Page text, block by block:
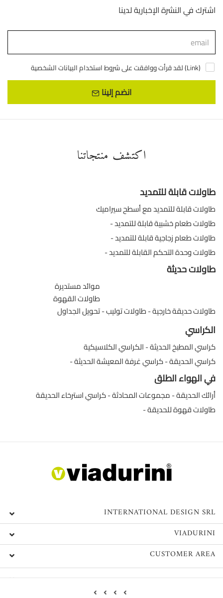
اشترك في النشرة الإخبارية لدينا
لقد قرأت ووافقت على شروط استخدام البيانات الشخصية (Link)
انضم إلينا
اكتشف منتجاتنا
طاولات قابلة للتمديد
طاولات قابلة للتمديد مع أسطح سيراميك
طاولات طعام خشبية قابلة للتمديد
طاولات طعام زجاجية قابلة للتمديد
طاولات وحدة التحكم القابلة للتمديد
طاولات حديثة
موائد مستديرة
طاولات القهوة
تحويل الجداول طاولات توليب طاولات حديقة خارجية
الكراسي
الكراسي الكلاسيكية كراسي المطبخ الحديثة
كراسي غرفة المعيشة الحديثة كراسي الحديقة
في الهواء الطلق
كراسي استرخاء الحديقة مجموعات المحادثة أرائك الحديقة
طاولات قهوة للحديقة
INTERNATIONAL DESIGN SRL
VIADURINI
CUSTOMER AREA